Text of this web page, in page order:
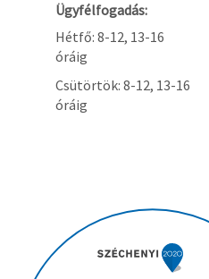
Ügyfélfogadás:
Hétfő: 8-12, 13-16
óráig
Csütörtök: 8-12, 13-16
óráig